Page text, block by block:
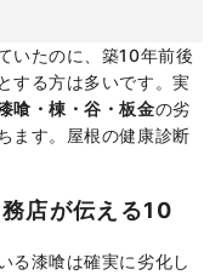
いたのに、築10年前後
する方は多いです。実
喰・棟・谷・板金の劣
ます。屋根の健康診断
店が伝える10
る漆喰は確実に劣化し